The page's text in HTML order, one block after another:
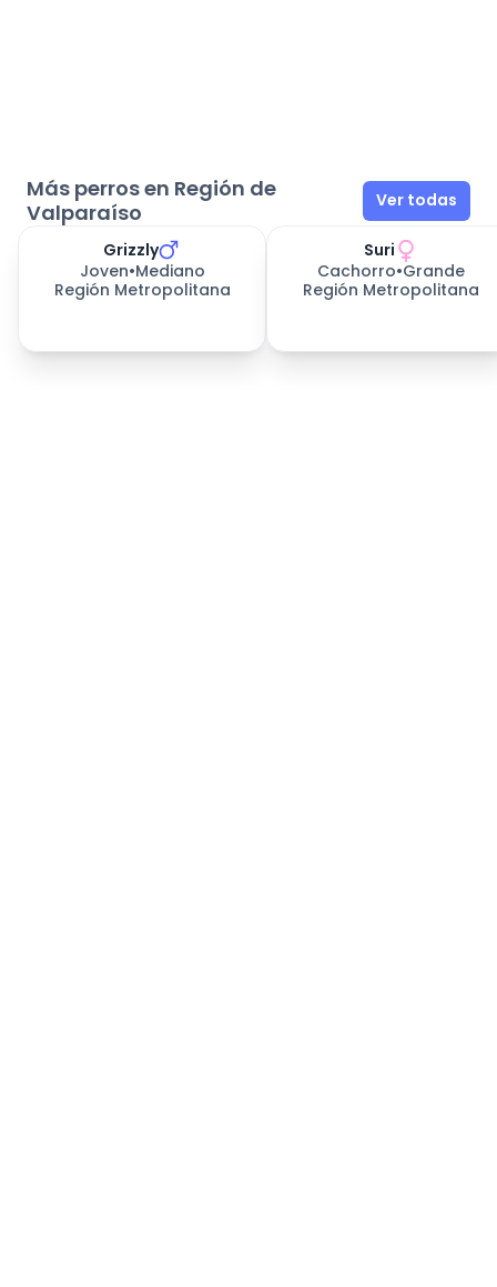
Más perros en Región de
Valparaíso
Ver todas
Grizzly
Joven•Mediano
Región Metropolitana
Suri
Cachorro•Grande
Región Metropolitana